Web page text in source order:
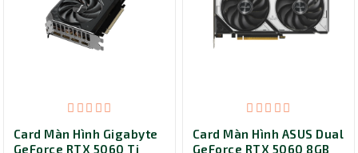
Card Màn Hình Gigabyte
GeForce RTX 5060 Ti
Card Màn Hình ASUS Dual
GeForce RTX 5060 8GB